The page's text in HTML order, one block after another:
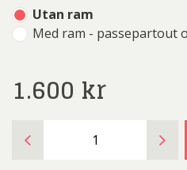
Utan ram
Med ram - passepartout
1.600 kr
Fredén